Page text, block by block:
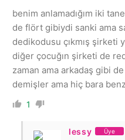
benim anlamadığım iki
de flört gibiydi sanki ama
dedikodusu çıkmış şirketi
diğer çocuğın şirketi de
zaman ama arkadaş gibi
demişler ama hiç bara
1
lessy Üye